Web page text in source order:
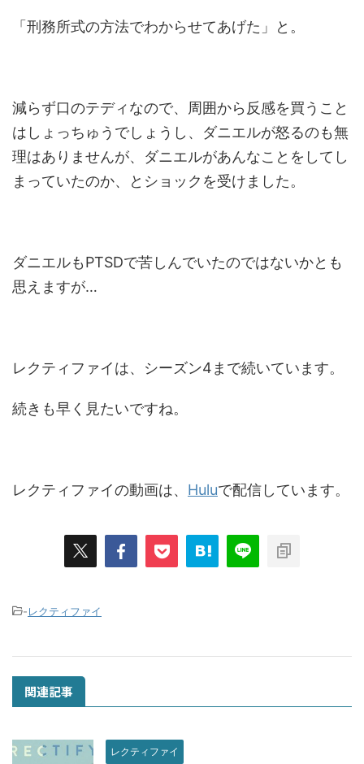
「刑務所式の方法でわからせてあげた」と。
減らず口のテディなので、周囲から反感を買うこと
はしょっちゅうでしょうし、ダニエルが怒るのも無
理はありませんが、ダニエルがあんなことをしてし
まっていたのか、とショックを受けました。
ダニエルもPTSDで苦しんでいたのではないかとも
思えますが…
レクティファイは、シーズン4まで続いています。
続きも早く見たいですね。
レクティファイの動画は、 Huluで配信しています。
-レクティファイ
関連記事
レクティファイ